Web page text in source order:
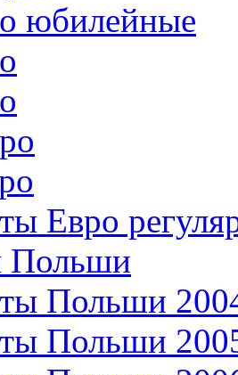
юбилейные
Евро
Польши
Польши
Польши